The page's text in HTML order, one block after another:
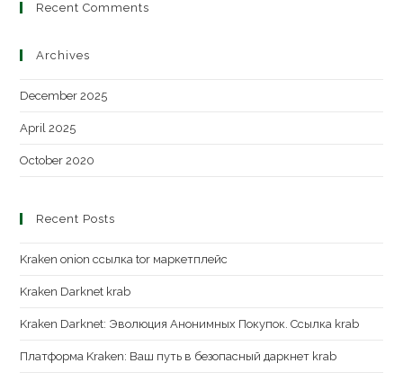
Recent Comments
Archives
December 2025
April 2025
October 2020
Recent Posts
Kraken onion ссылка tor маркетплейс
Kraken Darknet krab
Kraken Darknet: Эволюция Анонимных Покупок. Ссылка krab
Платформа Kraken: Ваш путь в безопасный даркнет krab